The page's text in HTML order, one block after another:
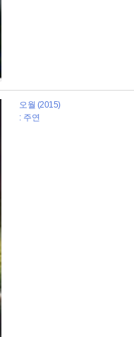
오월 (2015)
: 주연